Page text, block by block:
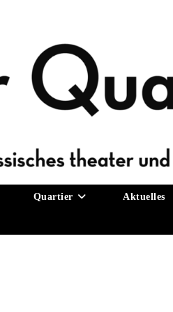
Quartier Aktuelles